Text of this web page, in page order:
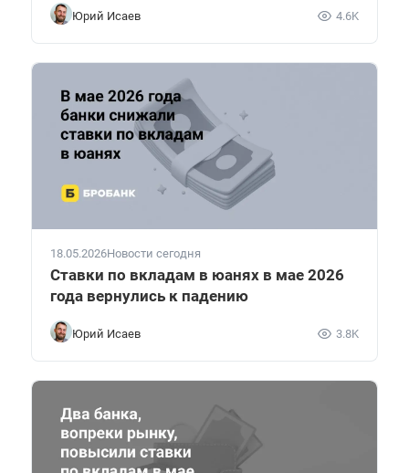
Юрий Исаев 4.6K
18.05.2026Новости сегодня
Ставки по вкладам в юанях в мае 2026
года вернулись к падению
Юрий Исаев 3.8K